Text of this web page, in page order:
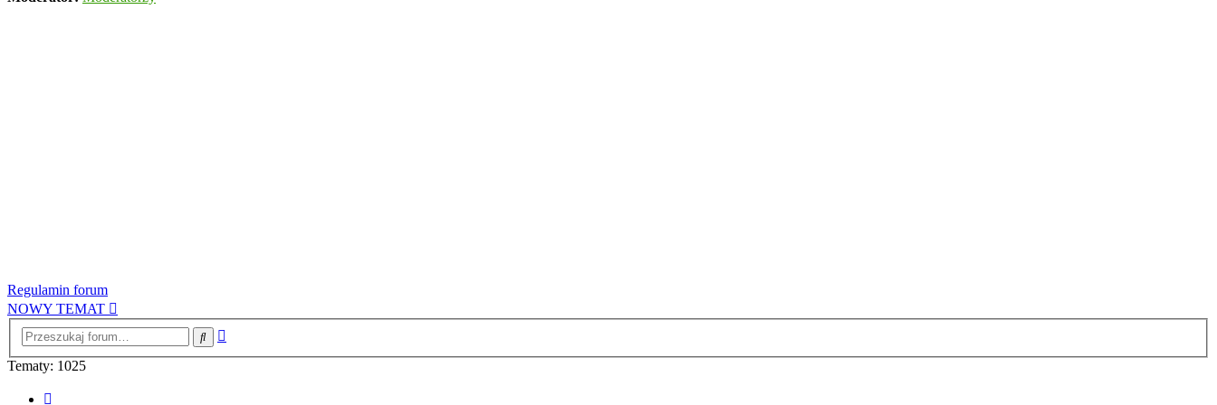
Regulamin forum
NOWY TEMAT
Szukaj
Tematy: 1025